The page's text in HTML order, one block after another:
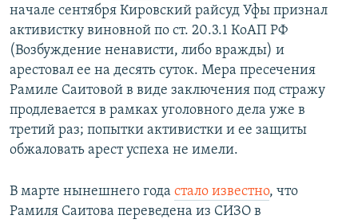
начале сентября Кировский райсуд Уфы признал
активистку виновной по ст. 20.3.1 КоАП РФ
(Возбуждение ненависти, либо вражды) и
арестовал ее на десять суток. Мера пресечения
Рамиле Саитовой в виде заключения под стражу
продлевается в рамках уголовного дела уже в
третий раз; попытки активистки и ее защиты
обжаловать арест успеха не имели.
В марте нынешнего года стало известно, что
Рамиля Саитова переведена из СИЗО в